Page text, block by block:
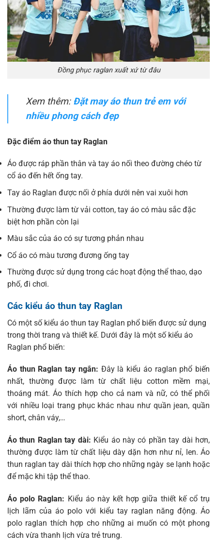
Đồng phục raglan xuất xứ từ đâu
Xem thêm: Đặt may áo thun trẻ em với
nhiều phong cách đẹp
Đặc điểm áo thun tay Raglan
Áo được ráp phần thân và tay áo nối theo đường chéo từ
cổ áo đến hết ống tay.
Tay áo Raglan được nối ở phía dưới nên vai xuôi hơn
Thường được làm từ vải cotton, tay áo có màu sắc đặc
biệt hơn phần còn lại
Màu sắc của áo có sự tương phản nhau
Cổ áo có màu tương đương ống tay
Thường được sử dụng trong các hoạt động thể thao, dạo
phố, đi chơi.
Các kiểu áo thun tay Raglan
Có một số kiểu áo thun tay Raglan phổ biến được sử dụng
trong thời trang và thiết kế. Dưới đây là một số kiểu áo
Raglan phổ biến:
Áo thun Raglan tay ngắn: Đây là kiểu áo raglan phổ biến
nhất, thường được làm từ chất liệu cotton mềm mại,
thoáng mát. Áo thích hợp cho cả nam và nữ, có thể phối
với nhiều loại trang phục khác nhau như quần jean, quần
short, chân váy,…
Áo thun Raglan tay dài: Kiểu áo này có phần tay dài hơn,
thường được làm từ chất liệu dày dặn hơn như nỉ, len. Áo
thun raglan tay dài thích hợp cho những ngày se lạnh hoặc
để mặc khi tập thể thao.
Áo polo Raglan: Kiểu áo này kết hợp giữa thiết kế cổ trụ
lịch lãm của áo polo với kiểu tay raglan năng động. Áo
polo raglan thích hợp cho những ai muốn có một phong
cách vừa thanh lịch vừa trẻ trung.